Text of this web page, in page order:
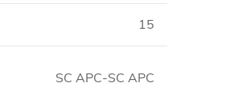
15
SC APC-SC APC